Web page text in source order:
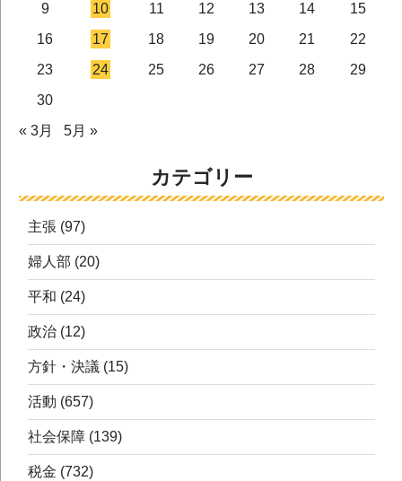
9
10 11 12 13 14
15
16
17 18 19 20 21
22
23
24 25 26 27 28
29
30
« 3月
5月 »
カテゴリー
主張 (97)
婦人部 (20)
平和 (24)
政治 (12)
方針・決議 (15)
活動 (657)
社会保障 (139)
税金 (732)